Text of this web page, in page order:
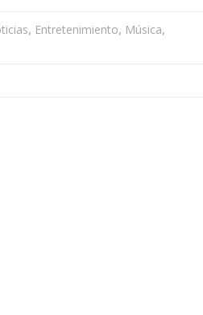
, Entretenimiento, Música,